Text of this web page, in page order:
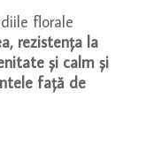
florale
rezistența la
și calm și
față de